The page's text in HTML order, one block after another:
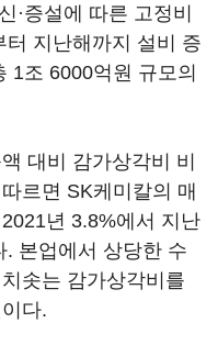
·증설에 따른 고정비
지난해까지 설비 증
1조 6000억원 규모의
대비 감가상각비 비
르면 SK케미칼의 매
년 3.8%에서 지난
본업에서 상당한 수
솟는 감가상각비를
다.